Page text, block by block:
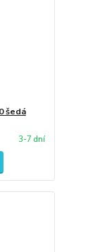
šedá
3-7 dní